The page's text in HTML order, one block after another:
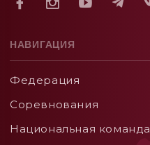
НАВИГАЦИЯ
Федерация
Соревнования
Национальная команда